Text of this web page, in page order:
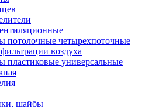
потолочные четырехпоточные
воздуха
пластиковые универсальные
шайбы